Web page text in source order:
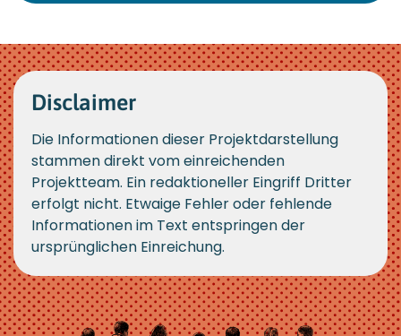
Disclaimer
Die Informationen dieser Projektdarstellung
stammen direkt vom einreichenden
Projektteam. Ein redaktioneller Eingriff Dritter
erfolgt nicht. Etwaige Fehler oder fehlende
Informationen im Text entspringen der
ursprünglichen Einreichung.